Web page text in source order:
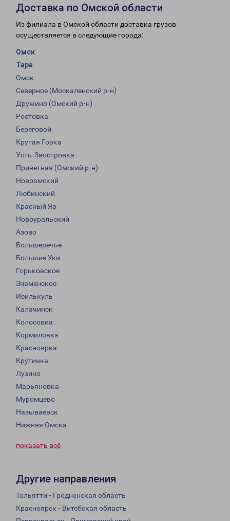
Доставка по Омской области
Из филиала в Омской области доставка грузов
осуществляется в следующие города:
Омск
Тара
Омск
Северное (Москаленский р-н)
Дружино (Омский р-н)
Ростовка
Береговой
Крутая Горка
Усть-Заостровка
Приветная (Омский р-н)
Новоомский
Любинский
Красный Яр
Новоуральский
Азово
Большеречье
Большие Уки
Горьковское
Знаменское
Исилькуль
Калачинск
Колосовка
Кормиловка
Красноярка
Крутинка
Лузино
Марьяновка
Муромцево
Называевск
Нижняя Омска
показать всё
Другие направления
Тольятти - Гродненская область
Красноярск - Витебская область